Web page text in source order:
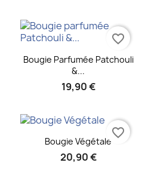
 Aperçu rapide
Bougie Parfumée Patchouli
&...
19,90 €
favorite_border
Aperçu rapide
Bougie Végétale
20,90 €
favorite_border